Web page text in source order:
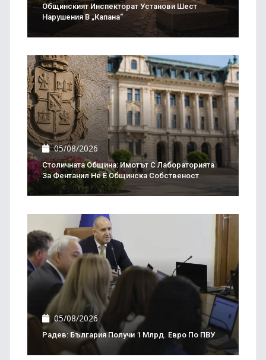
Общинският Инспекторат Установи Шест
Нарушения В „Капана“
05/08/2026
Столичната Община: Имотът С Лабораторията
За Фентанил Не Е Общинска Собственост
05/08/2026
Радев: България Получи 1 Млрд. Евро По ПВУ